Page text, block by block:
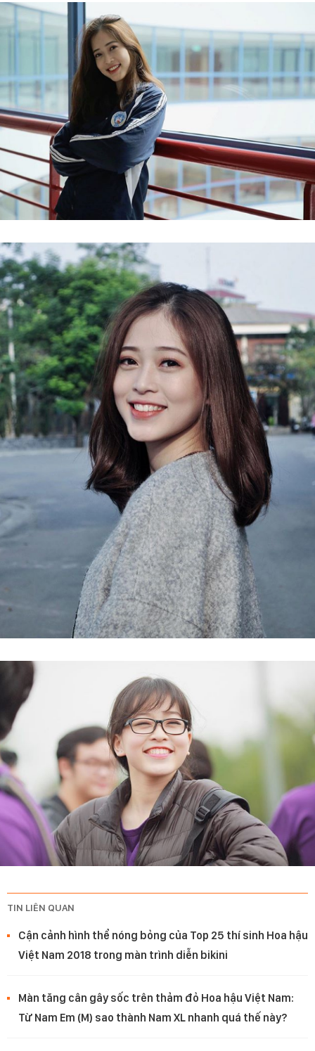
TIN LIÊN QUAN
Cận cảnh hình thể nóng bỏng của Top 25 thí sinh Hoa hậu
Việt Nam 2018 trong màn trình diễn bikini
Màn tăng cân gây sốc trên thảm đỏ Hoa hậu Việt Nam:
Từ Nam Em (M) sao thành Nam XL nhanh quá thế này?